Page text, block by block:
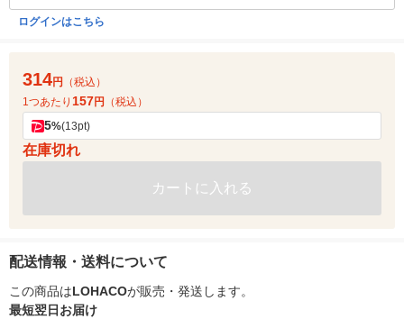
ログインはこちら
314円
（税込）
1つあたり 157円 （税込）
5%(13pt)
在庫切れ
カートに入れる
配送情報・送料について
この商品はLOHACOが販売・発送します。
最短翌日お届け